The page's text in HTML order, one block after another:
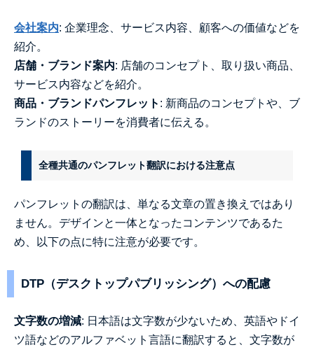
会社案内: 企業理念、サービス内容、顧客への価値などを
紹介。
店舗・ブランド案内: 店舗のコンセプト、取り扱い商品、
サービス内容などを紹介。
商品・ブランドパンフレット : 新商品のコンセプトや、ブ
ランドのストーリーを消費者に伝える。
全種共通のパンフレット翻訳における注意点
パンフレットの翻訳は、単なる文章の置き換えではあり
ません。デザインと一体となったコンテンツであるた
め、以下の点に特に注意が必要です。
DTP（デスクトップパブリッシング）への配慮
文字数の増減: 日本語は文字数が少ないため、英語やドイ
ツ語などのアルファベット言語に翻訳すると、文字数が